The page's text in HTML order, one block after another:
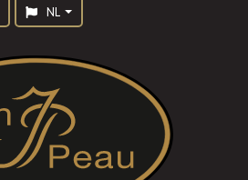
NL